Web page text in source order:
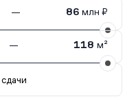
— 86 млн ₽
— 118 м²
Сдан